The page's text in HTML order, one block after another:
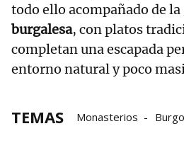
todo ello acompañado de la
burgalesa, con platos
completan una escapada
entorno natural y poco
TEMAS Monasterios